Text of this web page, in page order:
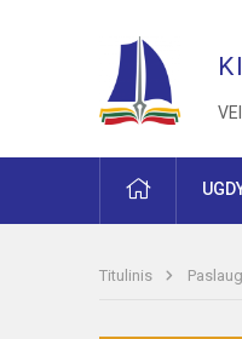
PRADŽIA
Titulinis